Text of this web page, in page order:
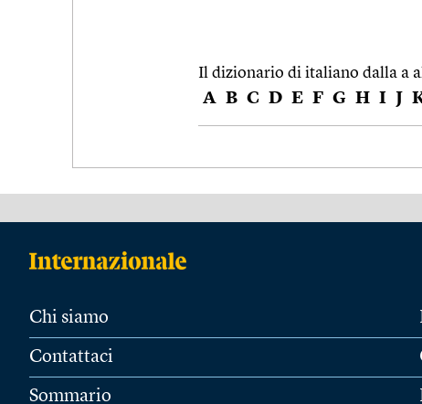
Il dizionario di italiano dalla a
A B C D E F G H I J
Chi siamo
Contattaci
Sommario